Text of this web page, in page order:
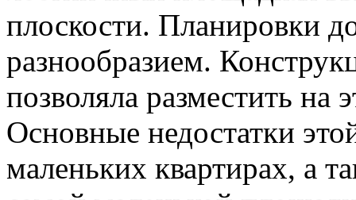
плоскости. Планировки
разнообразием.
позволяла разместить на
Основные недостатки
маленьких квартирах, а